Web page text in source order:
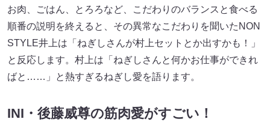
お肉、ごはん、とろろなど、こだわりのバランスと食べる
順番の説明を終えると、その異常なこだわりを聞いたNON
STYLE井上は「ねぎしさんが村上セットとか出すかも！」
と反応します。村上は「ねぎしさんと何かお仕事ができれ
ばと……」と熱すぎるねぎし愛を語ります。
INI・後藤威尊の筋肉愛がすごい！